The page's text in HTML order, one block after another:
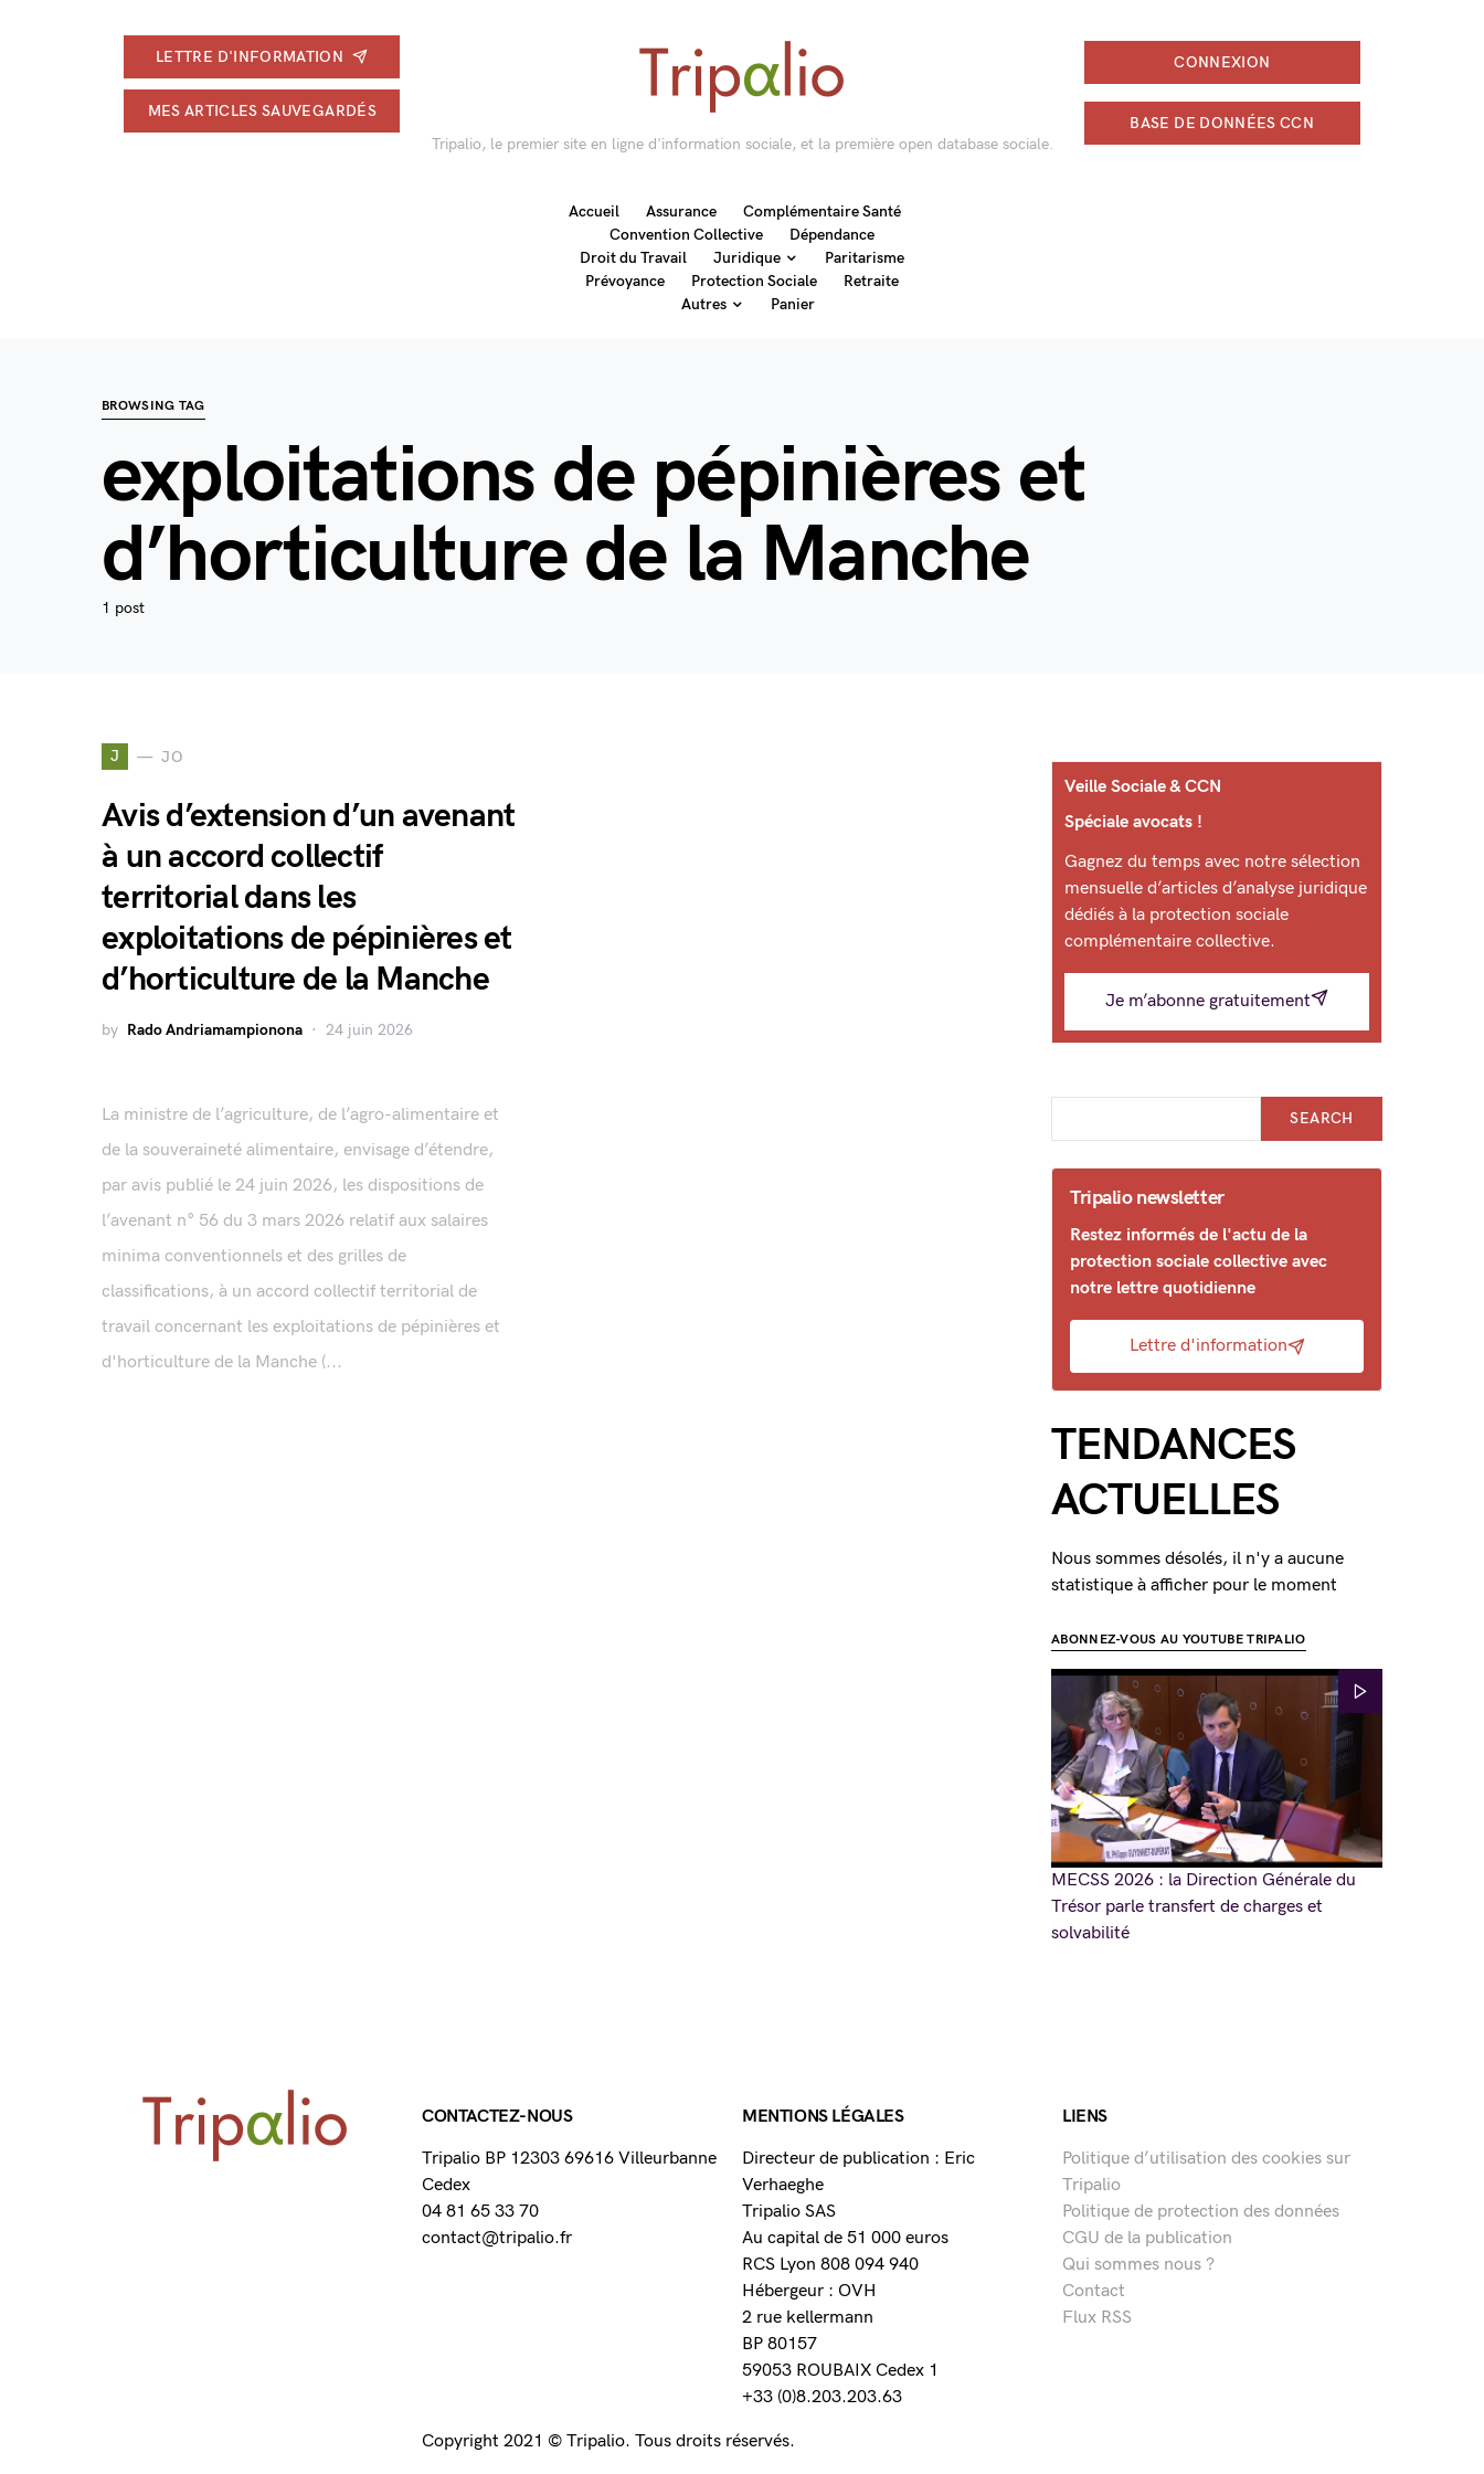
LETTRE D'INFORMATION
MES ARTICLES SAUVEGARDÉS
Tripalio, le premier site en ligne d'information sociale, et la première open database sociale.
CONNEXION
BASE DE DONNÉES CCN
Accueil Assurance
Complémentaire Santé
Convention Collective
Dépendance
Droit du Travail
Juridique
Paritarisme
Prévoyance
Protection Sociale
Retraite
Autres
Panier
BROWSING TAG
exploitations de pépinières et
d’horticulture de la Manche
1 post
J JO
Avis d’extension d’un avenant
à un accord collectif
territorial dans les
exploitations de pépinières et
d’horticulture de la Manche
by Rado Andriamampionona 24 juin 2026
La ministre de l’agriculture, de l’agro-alimentaire et
de la souveraineté alimentaire, envisage d’étendre,
par avis publié le 24 juin 2026, les dispositions de
l’avenant n° 56 du 3 mars 2026 relatif aux salaires
minima conventionnels et des grilles de
classifications, à un accord collectif territorial de
travail concernant les exploitations de pépinières et
d'horticulture de la Manche (...
Veille Sociale & CCN
Spéciale avocats !
Gagnez du temps avec notre sélection
mensuelle d’articles d’analyse juridique
dédiés à la protection sociale
complémentaire collective.
Je m’abonne gratuitement
SEARCH
Tripalio newsletter
Restez informés de l'actu de la
protection sociale collective avec
notre lettre quotidienne
Lettre d'information
TENDANCES
ACTUELLES
Nous sommes désolés, il n'y a aucune
statistique à afficher pour le moment
ABONNEZ-VOUS AU YOUTUBE TRIPALIO
MECSS 2026 : la Direction Générale du
Trésor parle transfert de charges et
solvabilité
CONTACTEZ-NOUS
Tripalio BP 12303 69616 Villeurbanne
Cedex
04 81 65 33 70
contact@tripalio.fr
MENTIONS LÉGALES
Directeur de publication : Eric
Verhaeghe
Tripalio SAS
Au capital de 51 000 euros
RCS Lyon 808 094 940
Hébergeur : OVH
2 rue kellermann
BP 80157
59053 ROUBAIX Cedex 1
+33 (0)8.203.203.63
LIENS
Politique d’utilisation des cookies sur
Tripalio
Politique de protection des données
CGU de la publication
Qui sommes nous ?
Contact
Flux RSS
Copyright 2021 © Tripalio. Tous droits réservés.